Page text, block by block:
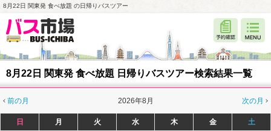
8月22日 関東発 食べ放題 の日帰りバスツアー
8月22日 関東発 食べ放題 日帰りバスツアー検索結果一覧
前の月 次の月
2026年8月
日 月 火 水 木 金 土